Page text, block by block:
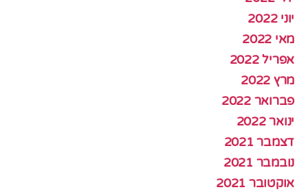
יוני 2022
מאי 2022
אפריל 2022
מרץ 2022
פברואר 2022
ינואר 2022
דצמבר 2021
נובמבר 2021
אוקטובר 2021